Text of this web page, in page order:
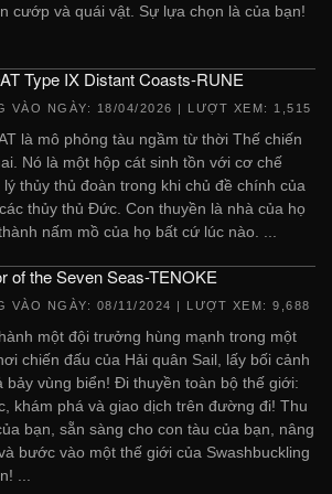
cướp và quái vật. Sự lựa chọn là của bạn!
Type IX Distant Coasts-RUNE
VÀO NGÀY: 18/04/2026 | LƯỢT XEM: 1,515
là mô phỏng tàu ngầm từ thời Thế chiến
Nó là một hộp cát sinh tồn với cơ chế
lý thủy thủ đoàn trong khi chủ đề chính của
thủy thủ Đức. Con thuyền là nhà của họ
nấm mồ của họ bất cứ lúc nào. ...
of the Seven Seas-TENOKE
VÀO NGÀY: 08/11/2024 | LƯỢT XEM: 9,688
một đội trưởng hùng mạnh trong một
chiến đấu của Hải quân Sail, lấy bối cảnh
bảy vùng biển! Đi thuyền toàn bộ thế giới:
khám phá và giao dịch trên đường đi! Thu
bạn, sẵn sàng cho con tàu của bạn, nâng
bước vào một thế giới của Swashbuckling
...